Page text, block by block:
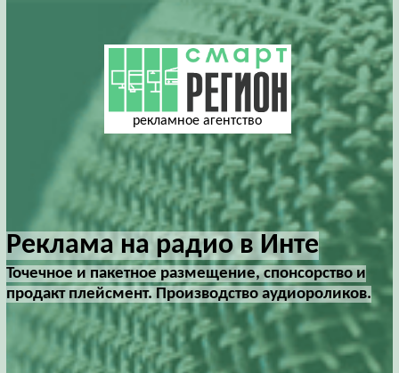
рекламное агентство
Реклама на радио в Инте
Точечное и пакетное размещение, спонсорство и
продакт плейсмент. Производство аудиороликов.